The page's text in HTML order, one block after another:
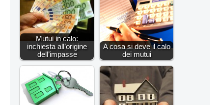
Mutui in calo:
inchiesta all’origine
dell’impasse
A cosa si deve il calo
dei mutui